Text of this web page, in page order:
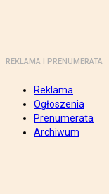
REKLAMA I PRENUMERATA
Reklama
Ogłoszenia
Prenumerata
Archiwum